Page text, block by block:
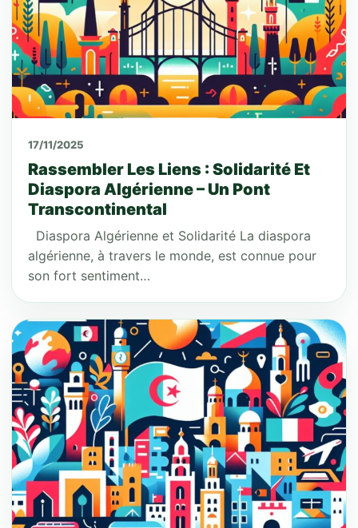
17/11/2025
Rassembler Les Liens : Solidarité Et
Diaspora Algérienne – Un Pont
Transcontinental
Diaspora Algérienne et Solidarité La diaspora
algérienne, à travers le monde, est connue pour
son fort sentiment…